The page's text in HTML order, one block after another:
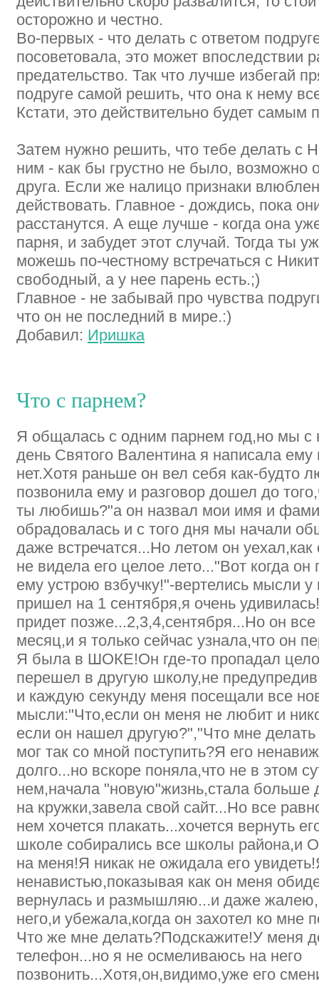
осторожно и честно.
Во-первых - что делать с ответом
посоветовала, это может впоследствии
предательство. Так что лучше избегай
подруге самой решить, что она к нему
Кстати, это действительно будет
Затем нужно решить, что тебе делать с
ним - как бы грустно не было, возможно
друга. Если же налицо признаки
действовать. Главное - дождись, пока
расстанутся. А еще лучше - когда она
парня, и забудет этот случай. Тогда ты
можешь по-честному встречаться с
свободный, а у нее парень есть.;)
Главное - не забывай про чувства
что он не последний в мире.:)
Добавил: Иришка
Что с парнем?
Я общалась с одним парнем год,но мы с
день Святого Валентина я написала ему
нет.Хотя раньше он вел себя как-будто
позвонила ему и разговор дошел до
ты любишь?"а он назвал мои имя и
обрадовалась и с того дня мы начали
даже встречатся...Но летом он уехал,как
не видела его целое лето..."Вот когда он
ему устрою взбучку!"-вертелись мысли
пришел на 1 сентября,я очень
придет позже...2,3,4,сентября...Но он
месяц,и я только сейчас узнала,что он
Я была в ШОКЕ!Он где-то пропадал
перешел в другую школу,не
и каждую секунду меня посещали все
мысли:"Что,если он меня не любит и
если он нашел другую?","Что мне
мог так со мной поступить?Я его
долго...но вскоре поняла,что не в этом
нем,начала "новую"жизнь,стала больше
на кружки,завела свой сайт...Но все
нем хочется плакать...хочется вернуть
школе собирались все школы
на меня!Я никак не ожидала его
ненавистью,показывая как он меня
вернулась и размышляю...и даже
него,и убежала,когда он захотел ко мне
Что же мне делать?Подскажите!У меня
телефон...но я не осмеливаюсь на него
позвонить...Хотя,он,видимо,уже его